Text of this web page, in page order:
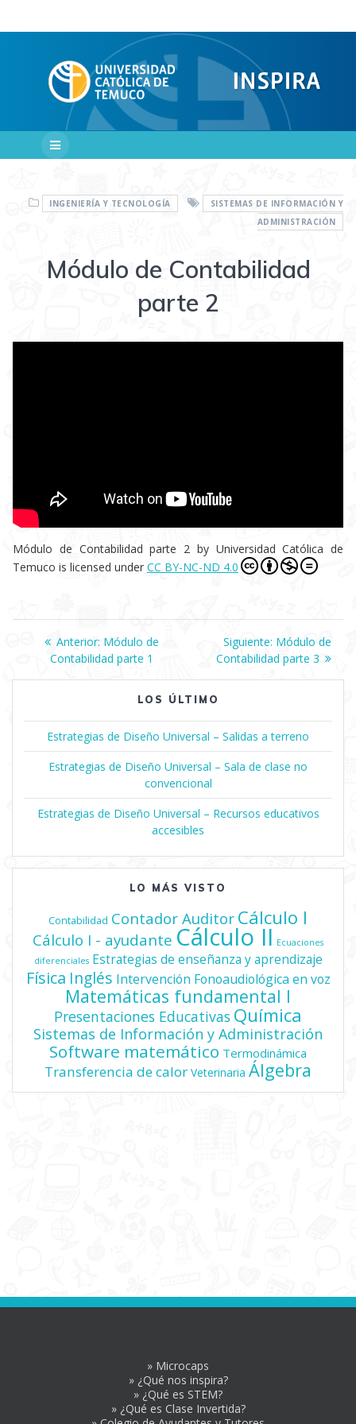
contenido
INGENIERÍA Y TECNOLOGÍA
SISTEMAS DE INFORMACIÓN Y
ADMINISTRACIÓN
Módulo de Contabilidad
parte 2
Módulo de Contabilidad parte 2 by Universidad Católica de
Temuco is licensed under CC BY-NC-ND 4.0
Navegación
de
entradas
Anterior: Entrada
anterior:
Módulo de
Contabilidad parte 1
Siguiente: Siguiente
entrada:
Módulo de
Contabilidad parte 3
LOS ÚLTIMO
Estrategias de Diseño Universal – Salidas a terreno
Estrategias de Diseño Universal – Sala de clase no
convencional
Estrategias de Diseño Universal – Recursos educativos
accesibles
LO MÁS VISTO
Contabilidad Contador Auditor Cálculo I
Cálculo I - ayudante Cálculo II Ecuaciones
diferenciales Estrategias de enseñanza y aprendizaje
Física Inglés Intervención Fonoaudiológica en voz
Matemáticas fundamental I
Presentaciones Educativas Química
Sistemas de Información y Administración
Software matemático Termodinámica
Transferencia de calor Veterinaria Álgebra
» Microcaps
» ¿Qué nos inspira?
» ¿Qué es STEM?
» ¿Qué es Clase Invertida?